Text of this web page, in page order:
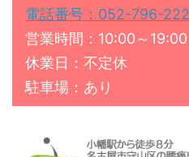
電話番号：052-796-
営業時間：10:00～19:00
休業日：不定休
駐車場：あり